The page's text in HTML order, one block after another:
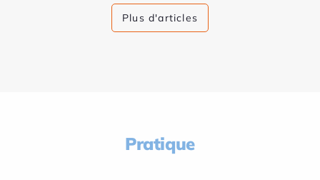
Plus d'articles
Pratique